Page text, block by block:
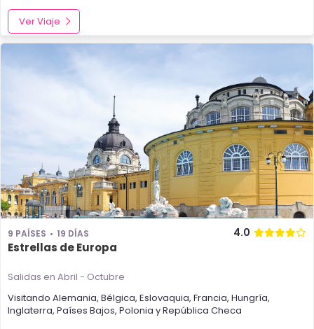
Ver Viaje
9 PAÍSES 19 DÍAS 4.0
Estrellas de Europa
Salidas en Abril - Octubre
Visitando Alemania, Bélgica, Eslovaquia, Francia, Hungría,
Inglaterra, Países Bajos, Polonia yRepública Checa